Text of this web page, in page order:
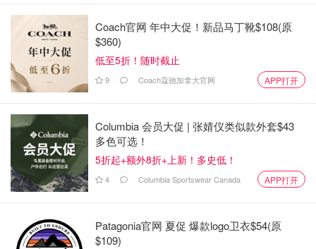
Coach官网 年中大促！新品马丁靴$108(原
$360)
低至5折！随时截止
9 Coach蔻驰加拿大官网 APP打开
Columbia 会员大促 | 张婧仪类似款外套$43
多色可选！
5折起+额外8折+上新！多史低！
4 Columbia Sportswear Canada APP打开
Patagonia官网 夏促 爆款logo卫衣$54(原
$109)